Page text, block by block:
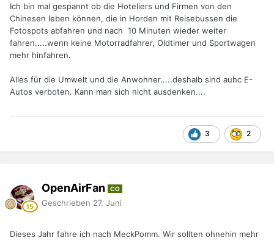
Ich bin mal gespannt ob die Hoteliers und Firmen von den
Chinesen leben können, die in Horden mit Reisebussen die
Fotospots abfahren und nach 10 Minuten wieder weiter
fahren.....wenn keine Motorradfahrer, Oldtimer und Sportwagen
mehr hinfahren.
Alles für die Umwelt und die Anwohner.....deshalb sind auhc E-
Autos verboten. Kann man sich nicht ausdenken....
3 2
OpenAirFan CO
Geschrieben 27. Juni
Dieses Jahr fahre ich nach MeckPomm. Wir sollten ohnehin mehr